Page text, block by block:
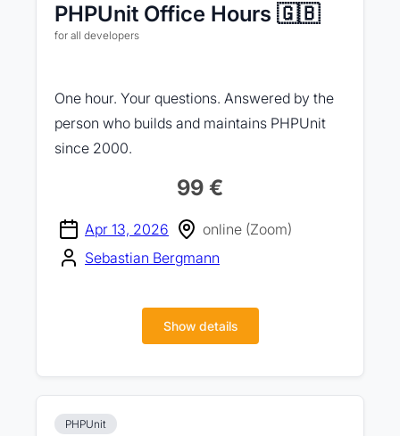
PHPUnit Office Hours 🇬🇧
for all developers
One hour. Your questions. Answered by the
person who builds and maintains PHPUnit
since 2000.
99 €
Apr 13, 2026
online (Zoom)
Sebastian Bergmann
Show details
PHPUnit